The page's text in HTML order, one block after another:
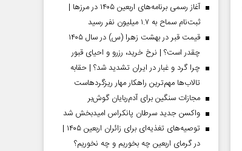
آغاز رسمی برنامه‌های اربعین ۱۴۰۵ در مرز‌ها |
ثبت‌نام سماح به ۱.۷ میلیون نفر رسید
قیمت قبر در بهشت زهرا (س) در سال ۱۴۰۵
چقدر است؟ | نرخ خرید، رزرو و احیای قبور
چرا گرد و غبار در ایران تشدید شد؟ | حقابه
تالاب‌ها مهم‌ترین راهکار مهار ریزگردهاست
مجازات سنگین برای آدم‌ربایان گوش‌بر
واکسن جدید سرطان پانکراس امیدبخش شد
توصیه‌های تغذیه‌ای برای زائران اربعین ۱۴۰۵ |
در گرمای اربعین چه بخوریم و چه نخوریم؟